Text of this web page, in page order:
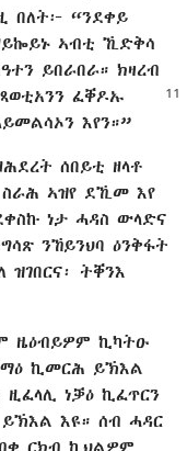
በለት፦ “ንደቀይ
ኣብቲ ኺድቅሳ
ይበራበራ። ክዛረብ
ፈቐዶኡ
እየን።”
ሰበይቲ ዘላቶ
ኣዝየ ደኺመ እየ
ነታ ሓዳስ ውላድና
ንኸይንህባ ዕንቅፋት
ትቐንእ
ዜዕብይዎም ኪካትዑ
ኪመርሕ ይኽእል
ነቓዕ ኪፈጥርን
እዩ። ሰብ ሓዳር
ርክብ ኪህልዎም